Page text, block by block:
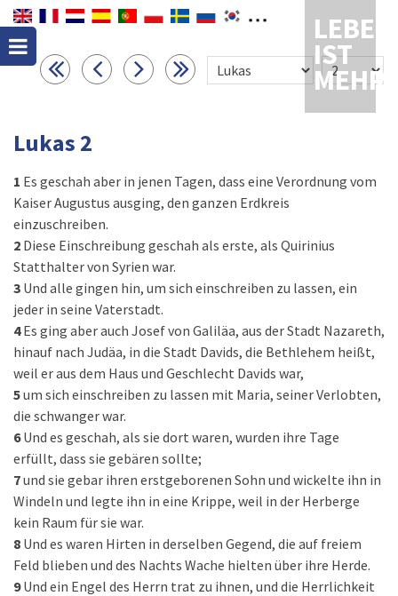
LEBEN
IST
MEHR
Lukas 2
1 Es geschah aber in jenen Tagen, dass eine Verordnung vom
Kaiser Augustus ausging, den ganzen Erdkreis
einzuschreiben.
2 Diese Einschreibung geschah als erste, als Quirinius
Statthalter von Syrien war.
3 Und alle gingen hin, um sich einschreiben zu lassen, ein
jeder in seine Vaterstadt.
4 Es ging aber auch Josef von Galiläa, aus der Stadt Nazareth,
hinauf nach Judäa, in die Stadt Davids, die Bethlehem heißt,
weil er aus dem Haus und Geschlecht Davids war,
5um sich einschreiben zu lassen mit Maria, seiner Verlobten,
die schwanger war.
6 Und es geschah, als sie dort waren, wurden ihre Tage
erfüllt, dass sie gebären sollte;
7und sie gebar ihren erstgeborenen Sohn und wickelte ihn in
Windeln und legte ihn in eine Krippe, weil in der Herberge
kein Raum für sie war.
8 Und es waren Hirten in derselben Gegend, die auf freiem
Feld blieben und des Nachts Wache hielten über ihre Herde.
9 Und ein Engel des Herrn trat zu ihnen, und die Herrlichkeit